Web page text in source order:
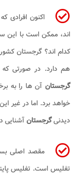
اکنون افرادی
اند، ممکن است با این
کدام اند؟ گرجستان
هم دارد. در صورتی که
گرجستان آن ها را به
خواهد برد. اما در غیر
دیدنیگرجستانآشنایی
مقصد اصلی
تفلیس است. تفلیس